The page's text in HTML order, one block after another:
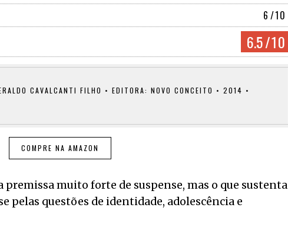
6 /10
6.5/10
CAVALCANTI FILHO • EDITORA: NOVO CONCEITO • 2014 •
COMPRE NA AMAZON
premissa muito forte de suspense, mas o que sustenta
pelas questões de identidade, adolescência e